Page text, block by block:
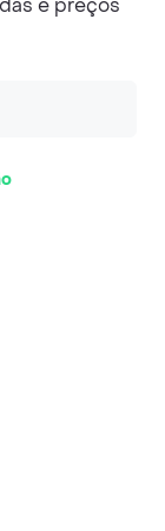
de RAPPI.
595, 9 andar,
e preços